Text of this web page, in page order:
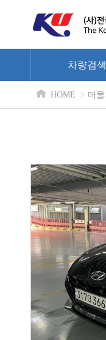
차량검색
HOME 매